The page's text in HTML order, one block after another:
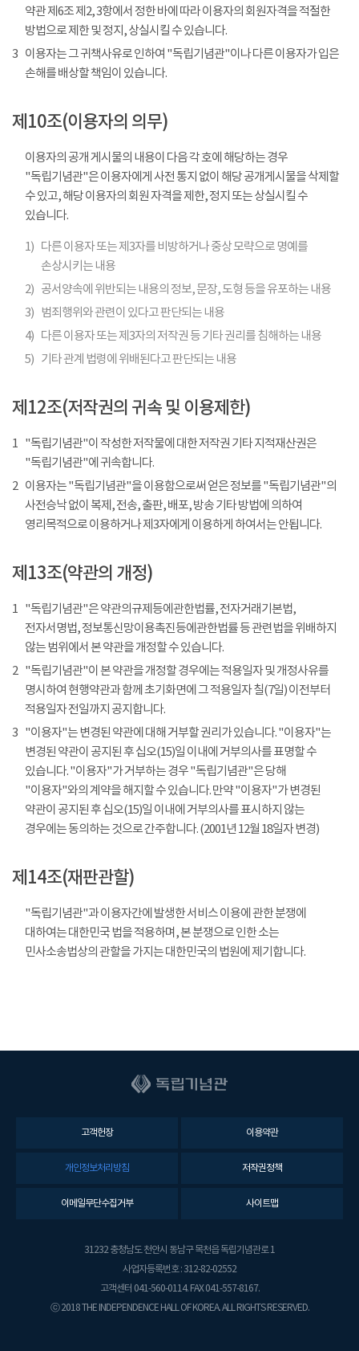
약관 제6조 제2, 3항에서 정한 바에 따라 이용자의 회원자격을 적절한
방법으로 제한 및 정지, 상실시킬 수 있습니다.
3 이용자는 그 귀책사유로 인하여 "독립기념관"이나 다른 이용자가 입은
손해를 배상할 책임이 있습니다.
제10조(이용자의 의무)
이용자의 공개 게시물의 내용이 다음 각 호에 해당하는 경우
"독립기념관"은 이용자에게 사전 통지 없이 해당 공개게시물을 삭제할
수 있고, 해당 이용자의 회원 자격을 제한, 정지 또는 상실시킬 수
있습니다.
1) 다른 이용자 또는 제3자를 비방하거나 중상 모략으로 명예를
손상시키는 내용
2) 공서양속에 위반되는 내용의 정보, 문장, 도형 등을 유포하는 내용
3)
범죄행위와 관련이 있다고 판단되는 내용
4) 다른 이용자 또는 제3자의 저작권 등 기타 권리를 침해하는 내용
5) 기타 관계 법령에 위배된다고 판단되는 내용
제12조(저작권의 귀속 및 이용제한)
1 "독립기념관"이 작성한 저작물에 대한 저작권 기타 지적재산권은
"독립기념관"에 귀속합니다.
2 이용자는 "독립기념관"을 이용함으로써 얻은 정보를 "독립기념관"의
사전승낙 없이 복제, 전송, 출판, 배포, 방송 기타 방법에 의하여
영리목적으로 이용하거나 제3자에게 이용하게 하여서는 안됩니다.
제13조(약관의 개정)
1 "독립기념관"은 약관의규제등에관한법률, 전자거래기본법,
전자서명법, 정보통신망이용촉진등에관한법률 등 관련법을 위배하지
않는 범위에서 본 약관을 개정할 수 있습니다.
2 "독립기념관"이 본 약관을 개정할 경우에는 적용일자 및 개정사유를
명시하여 현행약관과 함께 초기화면에 그 적용일자 칠(7일) 이전부터
적용일자 전일까지 공지합니다.
3 "이용자"는 변경된 약관에 대해 거부할 권리가 있습니다. "이용자"는
변경된 약관이 공지된 후 십오(15)일 이내에 거부의사를 표명할 수
있습니다. "이용자"가 거부하는 경우 "독립기념관"은 당해
"이용자"와의 계약을 해지할 수 있습니다. 만약 "이용자"가 변경된
약관이 공지된 후 십오(15)일 이내에 거부의사를 표시하지 않는
경우에는 동의하는 것으로 간주합니다. (2001년 12월 18일자 변경)
제14조(재판관할)
"독립기념관"과 이용자간에 발생한 서비스 이용에 관한 분쟁에
대하여는 대한민국 법을 적용하며, 본 분쟁으로 인한 소는
민사소송법상의 관할을 가지는 대한민국의 법원에 제기합니다.
고객헌장 이용약관
개인정보처리방침 저작권정책
이메일무단수집거부 사이트맵
31232 충청남도 천안시 동남구 목천읍 독립기념관로 1
사업자등록번호 : 312-82-02552
고객센터 041-560-0114. FAX 041-557-8167.
ⓒ 2018 THE INDEPENDENCE HALL OF KOREA. ALL RIGHTS RESERVED.